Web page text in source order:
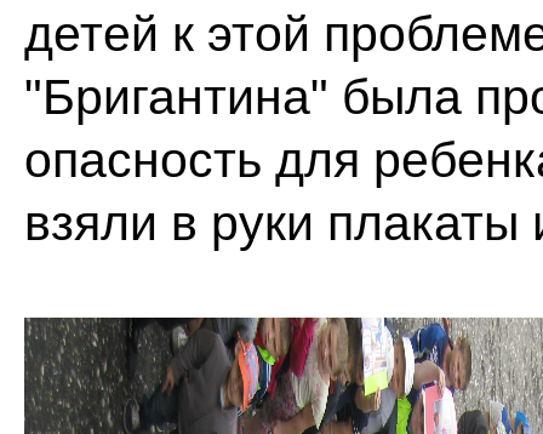
детей к этой
"Бригантина" была
опасность для
взяли в руки